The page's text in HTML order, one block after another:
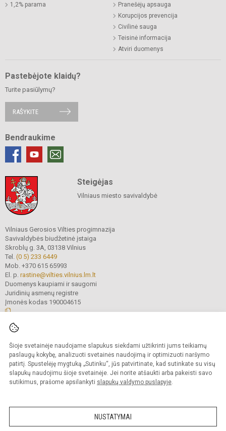
Šioje svetainėje naudojame slapukus siekdami užtikrinti jums teikiamų
paslaugų kokybę, analizuoti svetainės naudojimą ir optimizuoti naršymo
patirtį. Spustelėję mygtuką „Sutinku“, jūs patvirtinate, kad sutinkate su visų
slapukų naudojimu šioje svetainėje. Jei norite atšaukti arba pakeisti savo
sutikimus, prašome apsilankyti slapukų valdymo puslapyje.
NUSTATYMAI
1,2% parama
Pranešėjų apsauga
Korupcijos prevencija
Civilinė sauga
Teisinė informacija
Atviri duomenys
Pastebėjote klaidų?
Turite pasiūlymų?
RAŠYKITE
Bendraukime
Steigėjas
Vilniaus miesto savivaldybė
Vilniaus Gerosios Vilties progimnazija
Savivaldybės biudžetinė įstaiga
Skroblų g. 3A, 03138 Vilnius
Tel. (0 5) 233 6449
Mob. +370 615 65993
El. p. rastine@vilties.vilnius.lm.lt
Duomenys kaupiami ir saugomi
Juridinių asmenų registre
Įmonės kodas 190004615
Kopijuoti turinį be raštiško progimnazijos administracijos sutikimo griežtai
draudžiama.
Prieinamumo paraiška Slapukų valdymas
Sumanus būdas atnaujinti